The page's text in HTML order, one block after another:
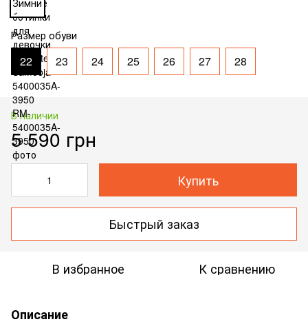
Размер обуви
22 23 24 25 26 27 28
В наличии
5 590 грн
Купить
Быстрый заказ
В избранное К сравнению
Описание